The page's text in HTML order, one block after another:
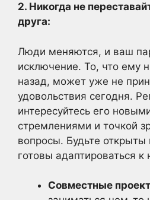
2. Никогда не
друга:
Люди меняются, и ваш
исключение. То, что ему
назад, может уже не
удовольствия сегодня.
интересуйтесь его
стремлениями и точкой
вопросы. Будьте
готовы адаптироваться к
Совместные